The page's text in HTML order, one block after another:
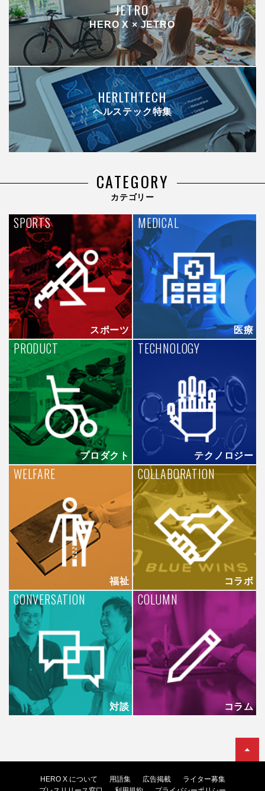
JETRO
HERO X × JETRO
HERLTHTECH
ヘルステック特集
CATEGORY
カテゴリー
スポーツ
SPORTS
医療
MEDICAL
プロダクト
PRODUCT
テクノロジー
TECHNOLOGY
福祉
WELFARE
コラボ
COLLABORATION
対談
CONVERSATION
コラム
COLUMN
HERO X について 用語集 広告掲載
ライター募集